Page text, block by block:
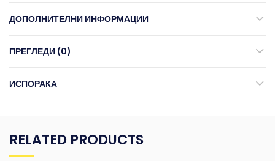
ДОПОЛНИТЕЛНИ ИНФОРМАЦИИ
ПРЕГЛЕДИ (0)
ИСПОРАКА
RELATED PRODUCTS